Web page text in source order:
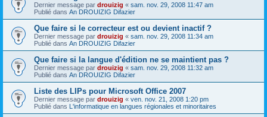
Dernier message par drouizig « sam. nov. 29, 2008 11:47 am
Publié dans An DROUIZIG Difazier
Que faire si le correcteur est ou devient inactif ?
Dernier message par drouizig « sam. nov. 29, 2008 11:34 am
Publié dans An DROUIZIG Difazier
Que faire si la langue d'édition ne se maintient pas ?
Dernier message par drouizig « sam. nov. 29, 2008 11:32 am
Publié dans An DROUIZIG Difazier
Liste des LIPs pour Microsoft Office 2007
Dernier message par drouizig « ven. nov. 21, 2008 1:20 pm
Publié dans L'informatique en langues régionales et minoritaires